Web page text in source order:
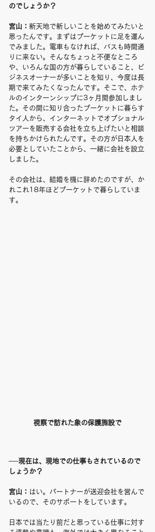
のでしょうか？
宮山： 新天地で新しいことを始めてみたいと
思ったんです。まずはプーケットに足を運ん
でみました。電車もなければ、バスも時間通
りに来ない。そんなちょっと不便なところ
や、いろんな国の方が暮らしていること、ビ
ジネスオーナーが多いことを知り、今度は長
期で来てみたくなったんです。そこで、ホテ
ルのインターンシップに3ヶ月間参加しまし
た。その間に知り合ったプーケットに暮らす
タイ人から、インターネットでオプショナル
ツアーを販売する会社を立ち上げたいと相談
を持ちかけられたんです。その方が日本人を
必要としていたことから、一緒に会社を設立
しました。
その会社は、結婚を機に辞めたのですが、か
れこれ18年ほどプーケットで暮らしていま
す。
視察で訪れた象の保護施設で
──現在は、現地での仕事もされているので
しょうか？
宮山： はい。パートナーが送迎会社を営んで
いるので、そのサポートをしています。
日本では当たり前だと思っている仕事に対す